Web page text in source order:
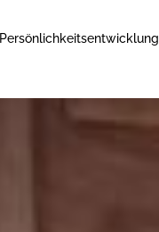
Persönlichkeitsentwicklung